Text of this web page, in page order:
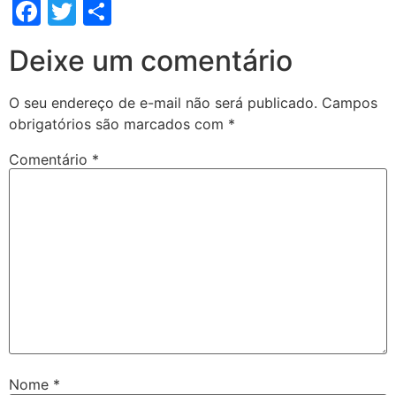
Facebook
Twitter
Deixe um comentário
O seu endereço de e-mail não será publicado. Campos
obrigatórios são marcados com *
Comentário *
Nome *